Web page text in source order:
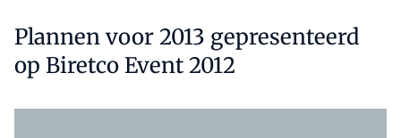
Plannen voor 2013 gepresenteerd
op Biretco Event 2012